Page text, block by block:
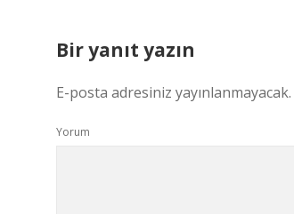
Bir yanıt yazın
E-posta adresiniz yayınlanmayacak.
Yorum